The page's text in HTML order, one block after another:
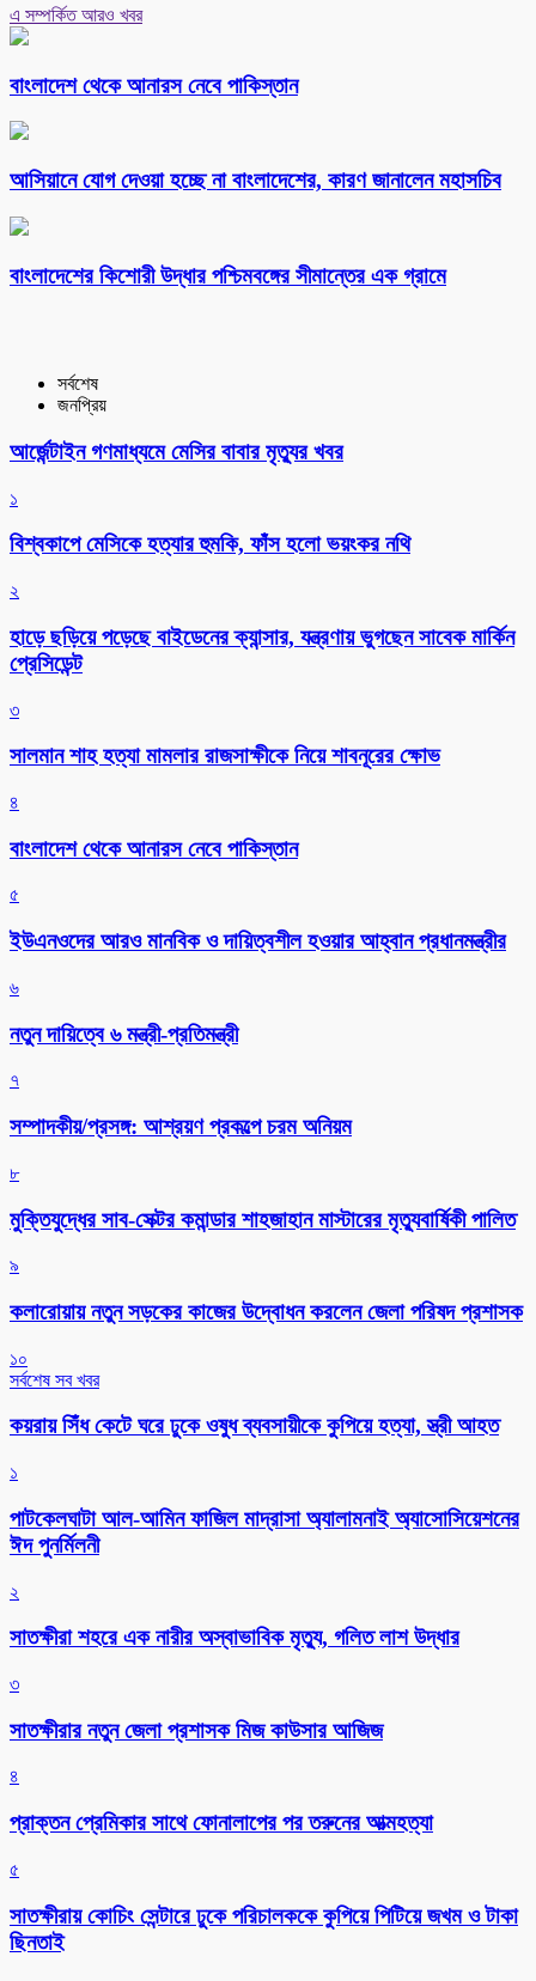
এ সম্পর্কিত আরও খবর
বাংলাদেশ থেকে আনারস নেবে পাকিস্তান
আসিয়ানে যোগ দেওয়া হচ্ছে না বাংলাদেশের, কারণ জানালেন মহাসচিব
বাংলাদেশের কিশোরী উদ্ধার পশ্চিমবঙ্গের সীমান্তের এক গ্রামে
সর্বশেষ
জনপ্রিয়
আর্জেন্টাইন গণমাধ্যমে মেসির বাবার মৃত্যুর খবর
১
বিশ্বকাপে মেসিকে হত্যার হুমকি, ফাঁস হলো ভয়ংকর নথি
২
হাড়ে ছড়িয়ে পড়েছে বাইডেনের ক্যান্সার, যন্ত্রণায় ভুগছেন সাবেক মার্কিন
প্রেসিডেন্ট
৩
সালমান শাহ হত্যা মামলার রাজসাক্ষীকে নিয়ে শাবনূরের ক্ষোভ
৪
বাংলাদেশ থেকে আনারস নেবে পাকিস্তান
৫
ইউএনওদের আরও মানবিক ও দায়িত্বশীল হওয়ার আহ্বান প্রধানমন্ত্রীর
৬
নতুন দায়িত্বে ৬ মন্ত্রী-প্রতিমন্ত্রী
৭
সম্পাদকীয়/প্রসঙ্গ: আশ্রয়ণ প্রকল্পে চরম অনিয়ম
৮
মুক্তিযুদ্ধের সাব-সেক্টর কমান্ডার শাহজাহান মাস্টারের মৃত্যুবার্ষিকী পালিত
৯
কলারোয়ায় নতুন সড়কের কাজের উদ্বোধন করলেন জেলা পরিষদ প্রশাসক
১০
সর্বশেষ সব খবর
কয়রায় সিঁধ কেটে ঘরে ঢুকে ওষুধ ব্যবসায়ীকে কুপিয়ে হত্যা, স্ত্রী আহত
১
পাটকেলঘাটা আল-আমিন ফাজিল মাদ্রাসা অ্যালামনাই অ্যাসোসিয়েশনের
ঈদ পুনর্মিলনী
২
সাতক্ষীরা শহরে এক নারীর অস্বাভাবিক মৃত্যু, গলিত লাশ উদ্ধার
৩
সাতক্ষীরার নতুন জেলা প্রশাসক মিজ কাউসার আজিজ
৪
প্রাক্তন প্রেমিকার সাথে ফোনালাপের পর তরুনের আত্মহত্যা
৫
সাতক্ষীরায় কোচিং সেন্টারে ঢুকে পরিচালককে কুপিয়ে পিটিয়ে জখম ও টাকা
ছিনতাই